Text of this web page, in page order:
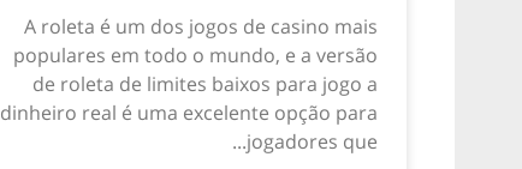
A roleta é um dos jogos de casino mais
populares em todo o mundo, e a versão
de roleta de limites baixos para jogo a
dinheiro real é uma excelente opção para
jogadores que...